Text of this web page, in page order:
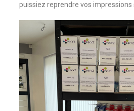
puissiez reprendre vos